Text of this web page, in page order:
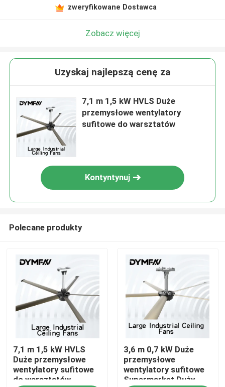
Dom
zweryfikowane Dostawca
Zobacz więcej
Uzyskaj najlepszą cenę za
7,1 m 1,5 kW HVLS Duże
przemysłowe wentylatory
sufitowe do warsztatów
Kontyntynuj
Polecane produkty
7,1 m 1,5 kW HVLS
Duże przemysłowe
wentylatory sufitowe
do warsztatów
3,6 m 0,7 kW Duże
przemysłowe
wentylatory sufitowe
Supermarket Duży